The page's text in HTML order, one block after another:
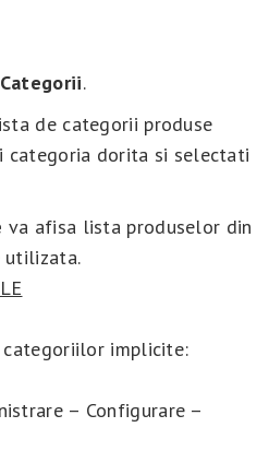
Categorii.
de categorii produse
categoria dorita si selectati
va afisa lista produselor din
utilizata.
categoriilor implicite:
– Configurare –